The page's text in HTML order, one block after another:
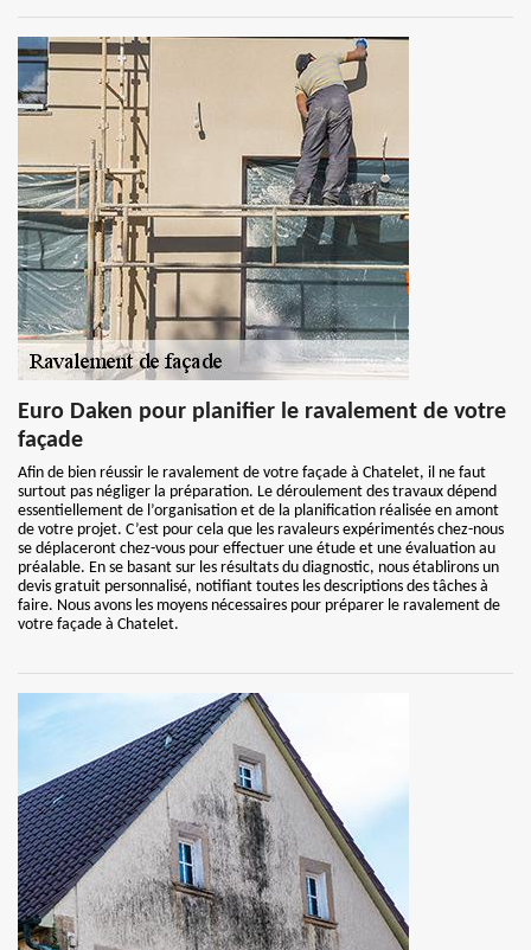
Euro Daken pour planifier le ravalement de votre
façade
Afin de bien réussir le ravalement de votre façade à Chatelet, il ne faut
surtout pas négliger la préparation. Le déroulement des travaux dépend
essentiellement de l’organisation et de la planification réalisée en amont
de votre projet. C’est pour cela que les ravaleurs expérimentés chez-nous
se déplaceront chez-vous pour effectuer une étude et une évaluation au
préalable. En se basant sur les résultats du diagnostic, nous établirons un
devis gratuit personnalisé, notifiant toutes les descriptions des tâches à
faire. Nous avons les moyens nécessaires pour préparer le ravalement de
votre façade à Chatelet.